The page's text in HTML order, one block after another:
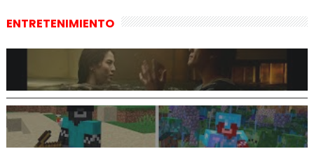
ENTRETENIMIENTO